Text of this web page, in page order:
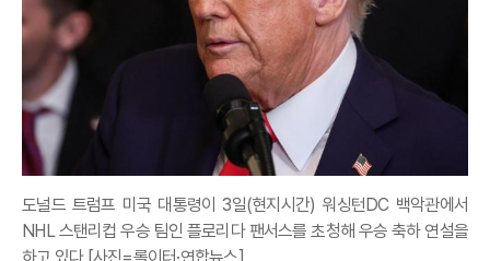
도널드 트럼프 미국 대통령이 3일(현지시간) 워싱턴DC 백악관에서
NHL 스탠리컵 우승 팀인 플로리다 팬서스를 초청해 우승 축하 연설을